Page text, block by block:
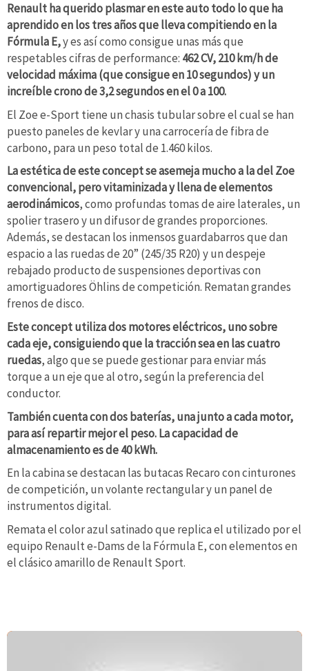
Renault ha querido plasmar en este auto todo lo que ha
aprendido en los tres años que lleva compitiendo en la
Fórmula E,y es así como consigue unas más que
respetables cifras de performance: 462 CV, 210 km/h de
velocidad máxima (que consigue en 10 segundos) y un
increíble crono de 3,2 segundos en el 0 a 100.
El Zoe e-Sport tiene un chasis tubular sobre el cual se han
puesto paneles de kevlar y una carrocería de fibra de
carbono, para un peso total de 1.460 kilos.
La estética de este concept se asemeja mucho a la del Zoe
convencional, pero vitaminizada y llena de elementos
aerodinámicos, como profundas tomas de aire laterales, un
spolier trasero y un difusor de grandes proporciones.
Además, se destacan los inmensos guardabarros que dan
espacio a las ruedas de 20” (245/35 R20) y un despeje
rebajado producto de suspensiones deportivas con
amortiguadores Öhlins de competición. Rematan grandes
frenos de disco.
Este concept utiliza dos motores eléctricos, uno sobre
cada eje, consiguiendo que la tracción sea en las cuatro
ruedas, algo que se puede gestionar para enviar más
torque a un eje que al otro, según la preferencia del
conductor.
También cuenta con dos baterías, una junto a cada motor,
para así repartir mejor el peso. La capacidad de
almacenamiento es de 40 kWh.
En la cabina se destacan las butacas Recaro con cinturones
de competición, un volante rectangular y un panel de
instrumentos digital.
Remata el color azul satinado que replica el utilizado por el
equipo Renault e-Dams de la Fórmula E, con elementos en
el clásico amarillo de Renault Sport.